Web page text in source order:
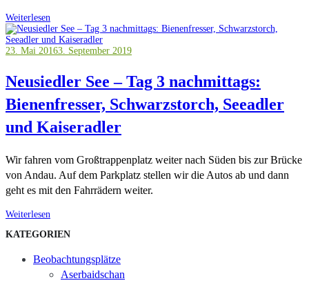
Weiterlesen
23. Mai 20163. September 2019
Neusiedler See – Tag 3 nachmittags:
Bienenfresser, Schwarzstorch, Seeadler
und Kaiseradler
Wir fahren vom Großtrappenplatz weiter nach Süden bis zur Brücke
von Andau. Auf dem Parkplatz stellen wir die Autos ab und dann
geht es mit den Fahrrädern weiter.
Weiterlesen
KATEGORIEN
Beobachtungsplätze
Aserbaidschan